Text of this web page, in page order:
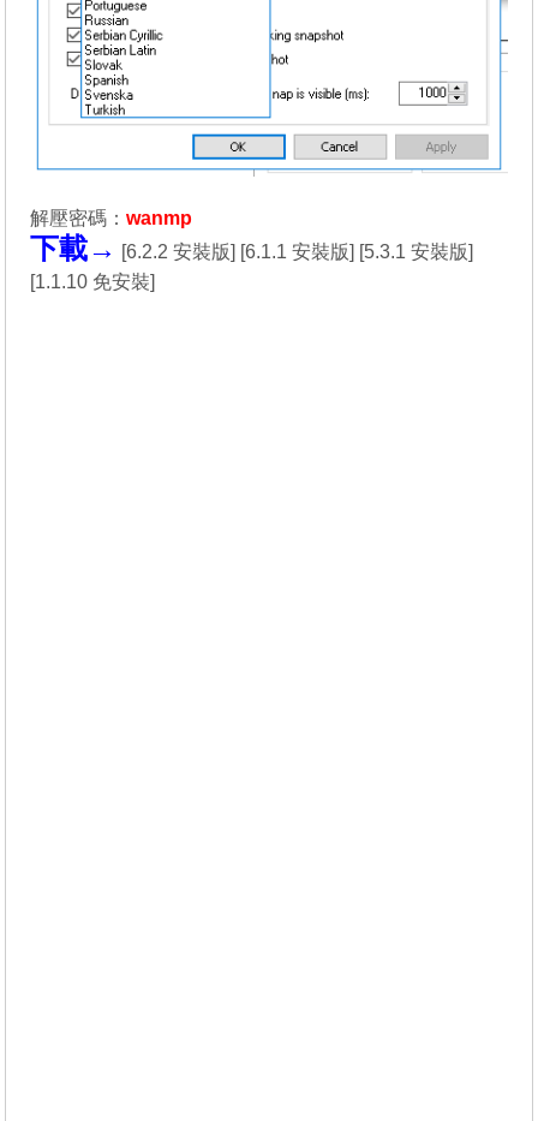
解壓密碼：wanmp
下載→ [6.2.2 安裝版] [6.1.1 安裝版] [5.3.1 安裝版]
[1.1.10 免安裝]